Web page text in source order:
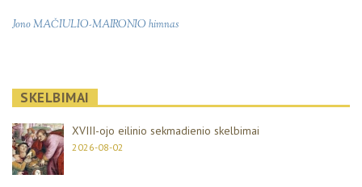
Jono MAČIULIO-MAIRONIO himnas
SKELBIMAI
XVIII-ojo eilinio sekmadienio skelbimai
2026-08-02